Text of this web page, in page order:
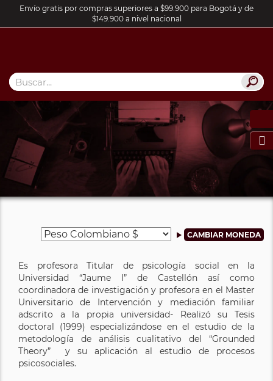
Envío gratis por compras superiores a $99.900 para Bogotá y de
$149.900 a nivel nacional

Es profesora Titular de psicología social en la
Universidad “Jaume I” de Castellón así como
coordinadora de investigación y profesora en el Master
Universitario de Intervención y mediación familiar
adscrito a la propia universidad- Realizó su Tesis
doctoral (1999) especializándose en el estudio de la
metodología de análisis cualitativo del “Grounded
Theory” y su aplicación al estudio de procesos
psicosociales.